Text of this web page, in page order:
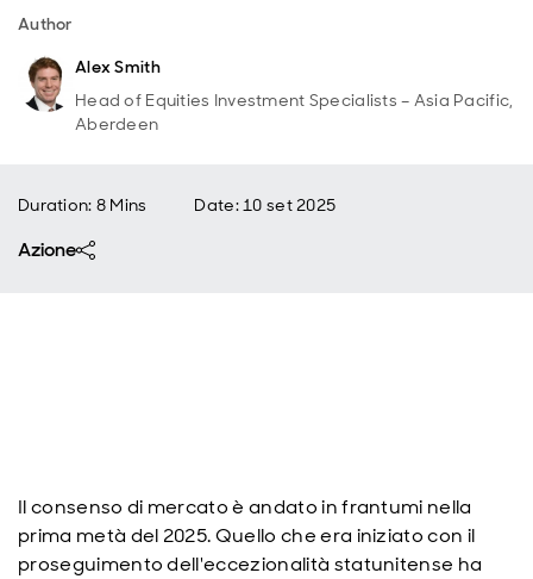
Author
Alex Smith
Head of Equities Investment Specialists – Asia Pacific,
Aberdeen
Duration: 8 Mins Date:10 set 2025
Azione
Il consenso di mercato è andato in frantumi nella
prima metà del 2025. Quello che era iniziato con il
proseguimento dell'eccezionalità statunitense ha